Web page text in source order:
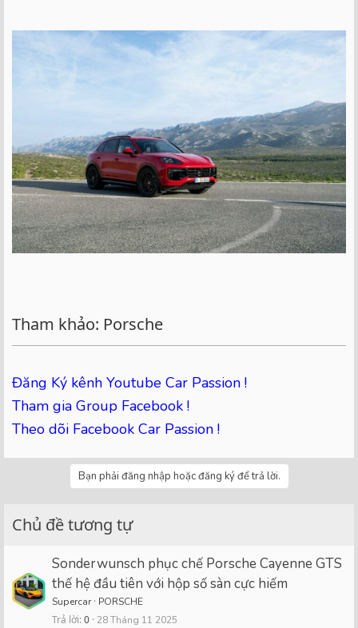
Tham khảo: Porsche
Đăng Ký kênh Youtube Car Passion !
Tham gia Group Facebook !
Theo dõi Facebook Car Passion !
Bạn phải đăng nhập hoặc đăng ký để trả lời.
Chủ đề tương tự
Sonderwunsch phục chế Porsche Cayenne GTS
thế hệ đầu tiên với hộp số sàn cực hiếm
Supercar PORSCHE
Trả lời 0 28 Tháng 11 2025